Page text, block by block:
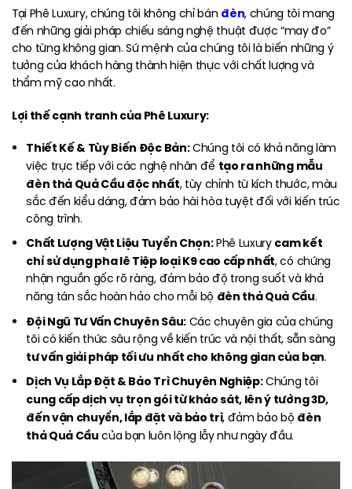
Tại Phê Luxury, chúng tôi không chỉ bán đèn, chúng tôi mang
đến những giải pháp chiếu sáng nghệ thuật được “may đo”
cho từng không gian. Sứ mệnh của chúng tôi là biến những ý
tưởng của khách hàng thành hiện thực với chất lượng và
thẩm mỹ cao nhất.
Lợi thế cạnh tranh của Phê Luxury:
Thiết Kế & Tùy Biến Độc Bản:Chúng tôi có khả năng làm
việc trực tiếp với các nghệ nhân để tạo ra những mẫu
đèn thả Quả Cầu độc nhất, tùy chỉnh từ kích thước, màu
sắc đến kiểu dáng, đảm bảo hài hòa tuyệt đối với kiến trúc
công trình.
Chất Lượng Vật Liệu Tuyển Chọn:Phê Luxurycam kết
chỉ sử dụng pha lê Tiệp loại K9 cao cấp nhất, có chứng
nhận nguồn gốc rõ ràng, đảm bảo độ trong suốt và khả
năng tán sắc hoàn hảo cho mỗi bộ đèn thả Quả Cầu.
Đội Ngũ Tư Vấn Chuyên Sâu:Các chuyên gia của chúng
tôi có kiến thức sâu rộng về kiến trúc và nội thất, sẵn sàng
tư vấn giải pháp tối ưu nhất cho không gian của bạn.
Dịch Vụ Lắp Đặt & Bảo Trì Chuyên Nghiệp:Chúng tôi
cung cấp dịch vụ trọn gói từ khảo sát, lên ý tưởng 3D,
đến vận chuyển, lắp đặt và bảo trì, đảm bảo bộ đèn
thả Quả Cầucủa bạn luôn lộng lẫy như ngày đầu.